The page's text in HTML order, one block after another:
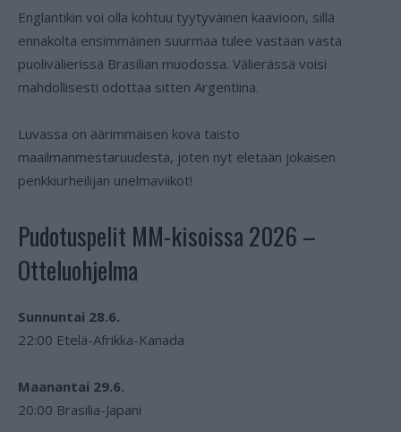
Englantikin voi olla kohtuu tyytyväinen kaavioon, sillä
ennakolta ensimmäinen suurmaa tulee vastaan vasta
puolivälierissä Brasilian muodossa. Välierässä voisi
mahdollisesti odottaa sitten Argentiina.
Luvassa on äärimmäisen kova taisto
maailmanmestaruudesta, joten nyt eletään jokaisen
penkkiurheilijan unelmaviikot!
Pudotuspelit MM-kisoissa 2026 –
Otteluohjelma
Sunnuntai 28.6.
22:00 Etelä-Afrikka-Kanada
Maanantai 29.6.
20:00 Brasilia-Japani